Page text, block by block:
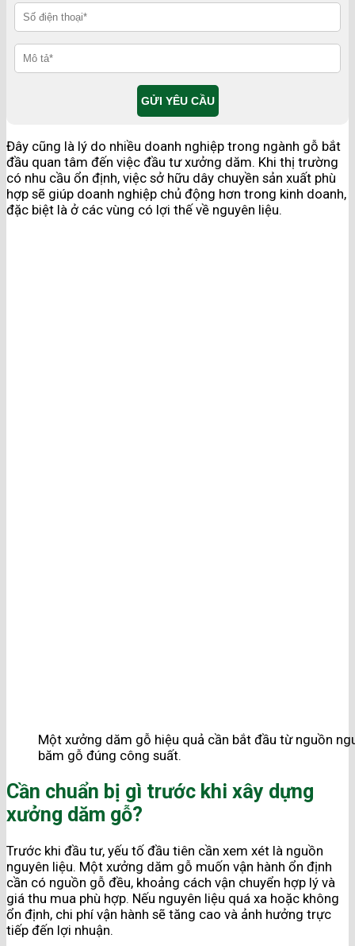
Đây cũng là lý do nhiều doanh nghiệp trong ngành gỗ bắt
đầu quan tâm đến việc đầu tư xưởng dăm. Khi thị trường
có nhu cầu ổn định, việc sở hữu dây chuyền sản xuất phù
hợp sẽ giúp doanh nghiệp chủ động hơn trong kinh doanh,
đặc biệt là ở các vùng có lợi thế về nguyên liệu.
Một xưởng dăm gỗ hiệu quả cần bắt đầu từ nguồn
băm gỗ đúng công suất.
Cần chuẩn bị gì trước khi xây dựng
xưởng dăm gỗ?
Trước khi đầu tư, yếu tố đầu tiên cần xem xét là nguồn
nguyên liệu. Một xưởng dăm gỗ muốn vận hành ổn định
cần có nguồn gỗ đều, khoảng cách vận chuyển hợp lý và
giá thu mua phù hợp. Nếu nguyên liệu quá xa hoặc không
ổn định, chi phí vận hành sẽ tăng cao và ảnh hưởng trực
tiếp đến lợi nhuận.